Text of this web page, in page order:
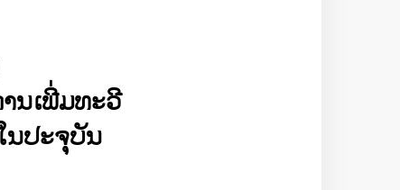
ນ​ເພີ່ມ​ທະວີ
ປະຈຸ​ບັນ